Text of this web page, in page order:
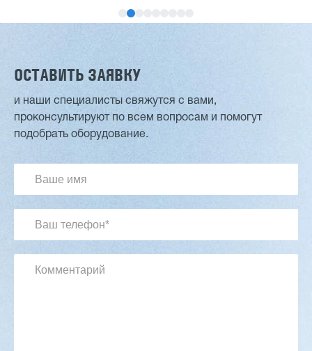
Двухсторонний шипорез MX6015
2 901 639 ₽
Артикул: 2497
Станок проходного типа
ОСТАВИТЬ ЗАЯВКУ
и наши специалисты свяжутся с вами,
проконсультируют по всем вопросам и помогут
подобрать оборудование.